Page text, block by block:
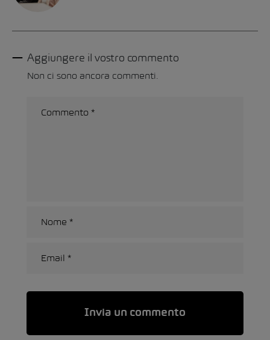
Aggiungere il vostro commento
Non ci sono ancora commenti.